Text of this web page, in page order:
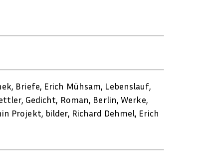
Briefe, Erich Mühsam, Lebenslauf,
Gedicht, Roman, Berlin, Werke,
Projekt, bilder, Richard Dehmel, Erich